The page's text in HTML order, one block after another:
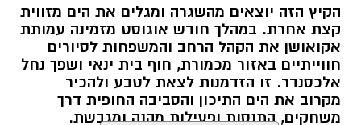
הקיץ הזה יוצאים מהשגרה ומגלים את הים מזווית
קצת אחרת. במהלך חודש אוגוסט מזמינה עמותת
אקואושן את הקהל הרחב והמשפחות לסיורים
חווייתיים באזור מכמורת, חוף בית ינאי ושפך נחל
אלכסנדר. זו הזדמנות לצאת לטבע ולהכיר
מקרוב את הים התיכון והסביבה החופית דרך
משחקים, התנסות ופעילות מהנה ומגבשת.